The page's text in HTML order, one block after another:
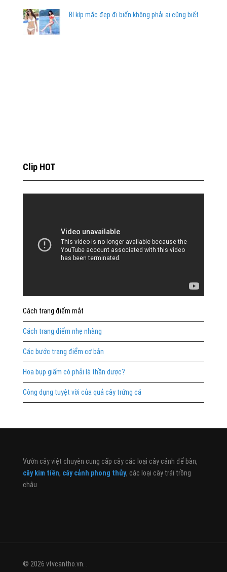
Bí kíp mặc đẹp đi biển không phải ai cũng biết
Clip HOT
Cách trang điểm mắt
Cách trang điểm nhẹ nhàng
Các bước trang điểm cơ bản
Hoa bụp giấm có phải là thần dược?
Công dụng tuyệt vời của quả cây trứng cá
Vườn cây việt chuyên cung cấp cây các loại cây cảnh để bàn,
cây kim tiền, cây cảnh phong thủy, các loại cây trái trồng
chậu
© 2026 vtvcantho.vn. .